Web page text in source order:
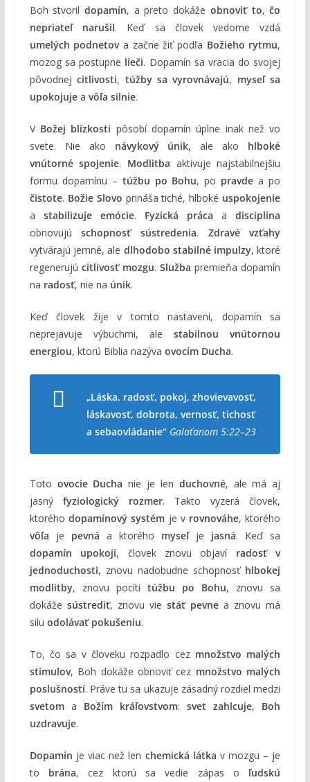
Boh stvorildopamín, a preto dokáže obnoviť to, čo
nepriateľ narušil. Keď sa človek vedome vzdá
umelých podnetova začne žiť podľa Božieho rytmu,
mozog sa postupne lieči. Dopamín sa vracia do svojej
pôvodnejcitlivosti, túžby sa vyrovnávajú, myseľ sa
upokojujea vôľa silnie.
V Božej blízkosti pôsobí dopamín úplne inak než vo
svete. Nie ako návykový únik, ale ako hlboké
vnútorné spojenie. Modlitba aktivuje najstabilnejšiu
formu dopamínu – túžbu po Bohu, po pravde a po
čistote. Božie Slovo prináša tiché, hlboké uspokojenie
a stabilizuje emócie. Fyzická práca adisciplína
obnovujúschopnosť sústredenia. Zdravé vzťahy
vytvárajú jemné, ale dlhodobo stabilné impulzy, ktoré
regenerujú citlivosť mozgu.Služba premieňa dopamín
na radosť, nie na únik.
Keď človek žije v tomto nastavení, dopamín sa
neprejavuje výbuchmi, alestabilnou vnútornou
energiou, ktorú Biblia nazýva ovocím Ducha.
„Láska, radosť, pokoj, zhovievavosť,
láskavosť, dobrota, vernosť, tichosť
a sebaovládanie“ Galaťanom 5:22–23
Toto ovocie Ducha nie je len duchovné, ale má aj
jasný fyziologický rozmer. Takto vyzerá človek,
ktorého dopamínový systém je v rovnováhe, ktorého
vôľa je pevná a ktorého myseľje jasná. Keď sa
dopamín upokojí, človek znovu objaví radosť v
jednoduchosti, znovu nadobudne schopnosť hlbokej
modlitby, znovu pocíti túžbu po Bohu, znovu sa
dokáže sústrediť, znovu viestáť pevne a znovu má
silu odolávať pokušeniu.
To, čo sa v človeku rozpadlo cez množstvo malých
stimulov, Boh dokáže obnoviť cez množstvo malých
poslušností. Práve tu sa ukazuje zásadný rozdiel medzi
svetoma Božím kráľovstvom:svet zahlcuje, Boh
uzdravuje.
Dopamín je viac než len chemická látka v mozgu – je
to brána, cez ktorú sa vedie zápas o ľudskú